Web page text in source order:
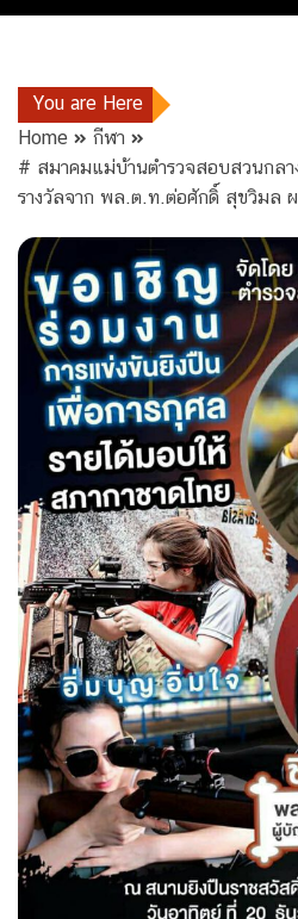
You are Here
Home
กีฬา
# สมาคมแม่บ้านตำรวจสอบสวนกล
รางวัลจาก พล.ต.ท.ต่อศักดิ์ สุขวิมล